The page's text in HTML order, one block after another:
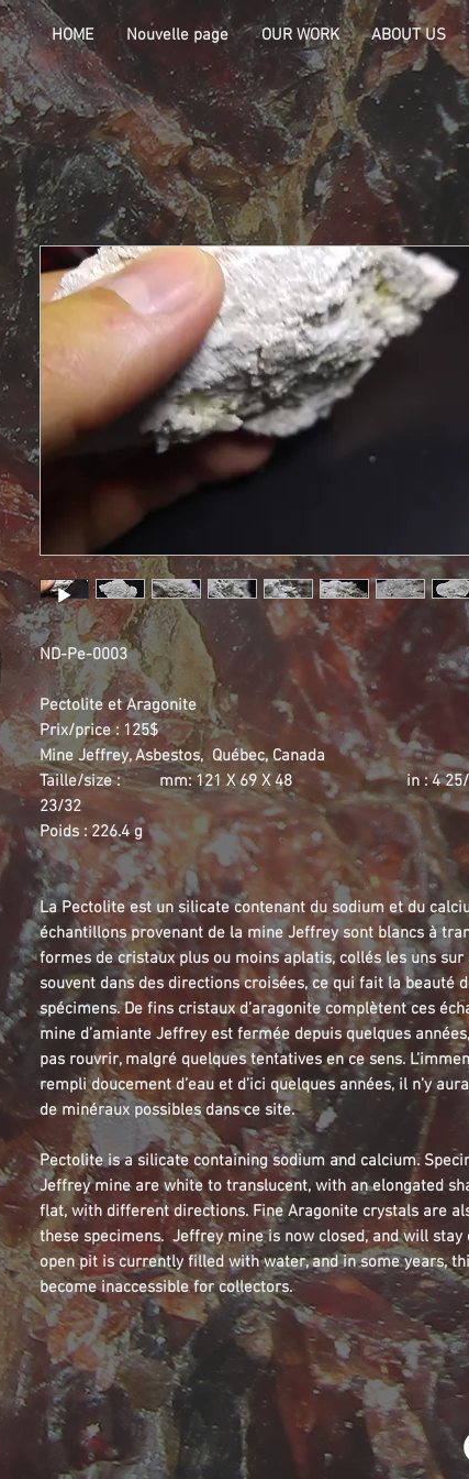
HOME Nouvelle page OUR WORK ABOUT US
ND-Pe-0003
Pectolite et Aragonite
Prix/price : 125$
Mine Jeffrey, Asbestos, Québec, Canada
Taille/size : mm: 121 X 69 X 48 in : 4 25/32
23/32
Poids : 226.4 g
La Pectolite est un silicate contenant du sodium et du
échantillons provenant de la mine Jeffrey sont blancs à
formes de cristaux plus ou moins aplatis, collés les uns sur
souvent dans des directions croisées, ce qui fait la beauté
spécimens. De fins cristaux d’aragonite complètent ces
mine d’amiante Jeffrey est fermée depuis quelques
pas rouvrir, malgré quelques tentatives en ce sens.
rempli doucement d’eau et d’ici quelques années, il n’y
de minéraux possibles dans ce site.
Pectolite is a silicate containing sodium and calcium.
Jeffrey mine are white to translucent, with an elongated
flat, with different directions. Fine Aragonite crystals are
these specimens. Jeffrey mine is now closed, and will stay
open pit is currently filled with water, and in some years,
become inaccessible for collectors.